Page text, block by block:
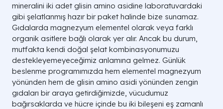
mineralini iki adet glisin amino asidine laboratuvardaki
gibi şelatlanmış hazır bir paket halinde bize sunamaz.
Gıdalarda magnezyum elementel olarak veya farklı
organik asitlere bağlı olarak yer alır. Ancak bu durum,
mutfakta kendi doğal şelat kombinasyonumuzu
destekleyemeyeceğimiz anlamına gelmez. Günlük
beslenme programımızda hem elementel magnezyum
yönünden hem de glisin amino asidi yönünden zengin
gıdaları bir araya getirdiğimizde, vücudumuz
bağırsaklarda ve hücre içinde bu iki bileşeni eş zamanlı